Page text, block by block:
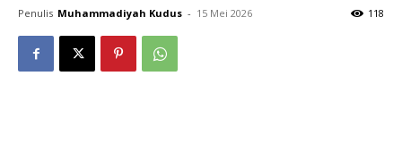
Penulis Muhammadiyah Kudus - 15 Mei 2026 118